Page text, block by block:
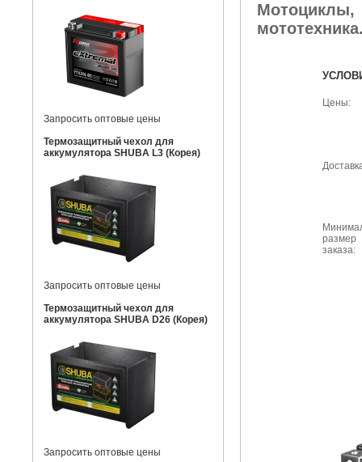
Запросить оптовые цены
Термозащитный чехол для
аккумулятора SHUBA L3 (Корея)
Запросить оптовые цены
Термозащитный чехол для
аккумулятора SHUBA D26 (Корея)
Запросить оптовые цены
Цены:
размер
заказа: